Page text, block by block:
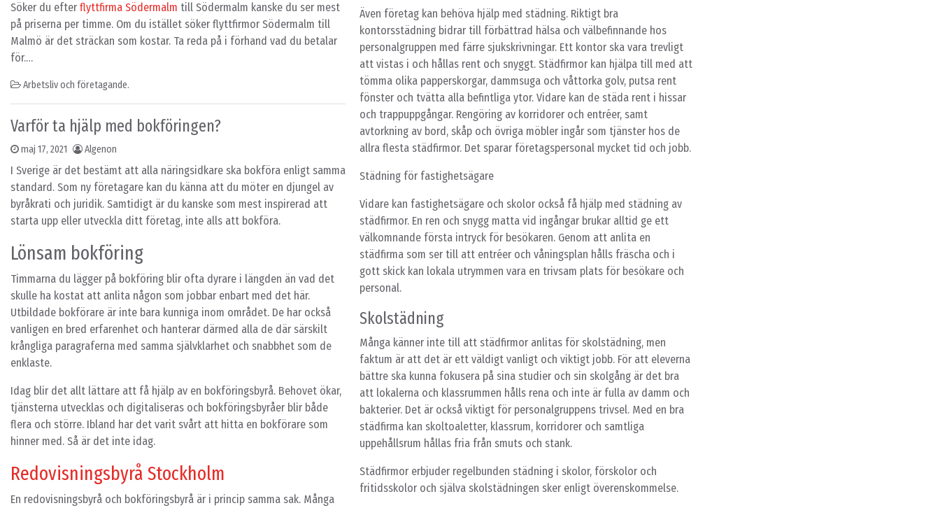
Söker du efter flyttfirma Södermalm till Södermalm kanske du ser mest
på priserna per timme. Om du istället söker flyttfirmor Södermalm till
Malmö är det sträckan som kostar. Ta reda på i förhand vad du betalar
för.…
Arbetsliv och företagande.
Varför ta hjälp med bokföringen?
maj 17, 2021 Algenon
I Sverige är det bestämt att alla näringsidkare ska bokföra enligt samma
standard. Som ny företagare kan du känna att du möter en djungel av
byråkrati och juridik. Samtidigt är du kanske som mest inspirerad att
starta upp eller utveckla ditt företag, inte alls att bokföra.
Lönsam bokföring
Timmarna du lägger på bokföring blir ofta dyrare i längden än vad det
skulle ha kostat att anlita någon som jobbar enbart med det här.
Utbildade bokförare är inte bara kunniga inom området. De har också
vanligen en bred erfarenhet och hanterar därmed alla de där särskilt
krångliga paragraferna med samma självklarhet och snabbhet som de
enklaste.
Idag blir det allt lättare att få hjälp av en bokföringsbyrå. Behovet ökar,
tjänsterna utvecklas och digitaliseras och bokföringsbyråer blir både
flera och större. Ibland har det varit svårt att hitta en bokförare som
hinner med. Så är det inte idag.
Redovisningsbyrå Stockholm
En redovisningsbyrå och bokföringsbyrå är i princip samma sak. Många
Även företag kan behöva hjälp med städning. Riktigt bra
kontorsstädning bidrar till förbättrad hälsa och välbefinnande hos
personalgruppen med färre sjukskrivningar. Ett kontor ska vara trevligt
att vistas i och hållas rent och snyggt. Städfirmor kan hjälpa till med att
tömma olika papperskorgar, dammsuga och våttorka golv, putsa rent
fönster och tvätta alla befintliga ytor. Vidare kan de städa rent i hissar
och trappuppgångar. Rengöring av korridorer och entréer, samt
avtorkning av bord, skåp och övriga möbler ingår som tjänster hos de
allra flesta städfirmor. Det sparar företagspersonal mycket tid och jobb.
Städning för fastighetsägare
Vidare kan fastighetsägare och skolor också få hjälp med städning av
städfirmor. En ren och snygg matta vid ingångar brukar alltid ge ett
välkomnande första intryck för besökaren. Genom att anlita en
städfirma som ser till att entréer och våningsplan hålls fräscha och i
gott skick kan lokala utrymmen vara en trivsam plats för besökare och
personal.
Skolstädning
Många känner inte till att städfirmor anlitas för skolstädning, men
faktum är att det är ett väldigt vanligt och viktigt jobb. För att eleverna
bättre ska kunna fokusera på sina studier och sin skolgång är det bra
att lokalerna och klassrummen hålls rena och inte är fulla av damm och
bakterier. Det är också viktigt för personalgruppens trivsel. Med en bra
städfirma kan skoltoaletter, klassrum, korridorer och samtliga
uppehållsrum hållas fria från smuts och stank.
Städfirmor erbjuder regelbunden städning i skolor, förskolor och
fritidsskolor och själva skolstädningen sker enligt överenskommelse.